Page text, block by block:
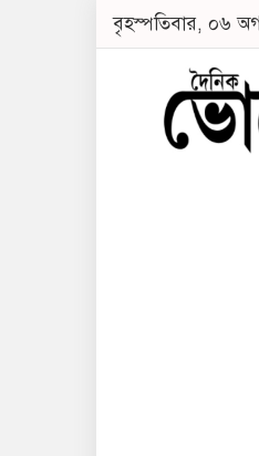
বৃহস্পতিবার, ০৬